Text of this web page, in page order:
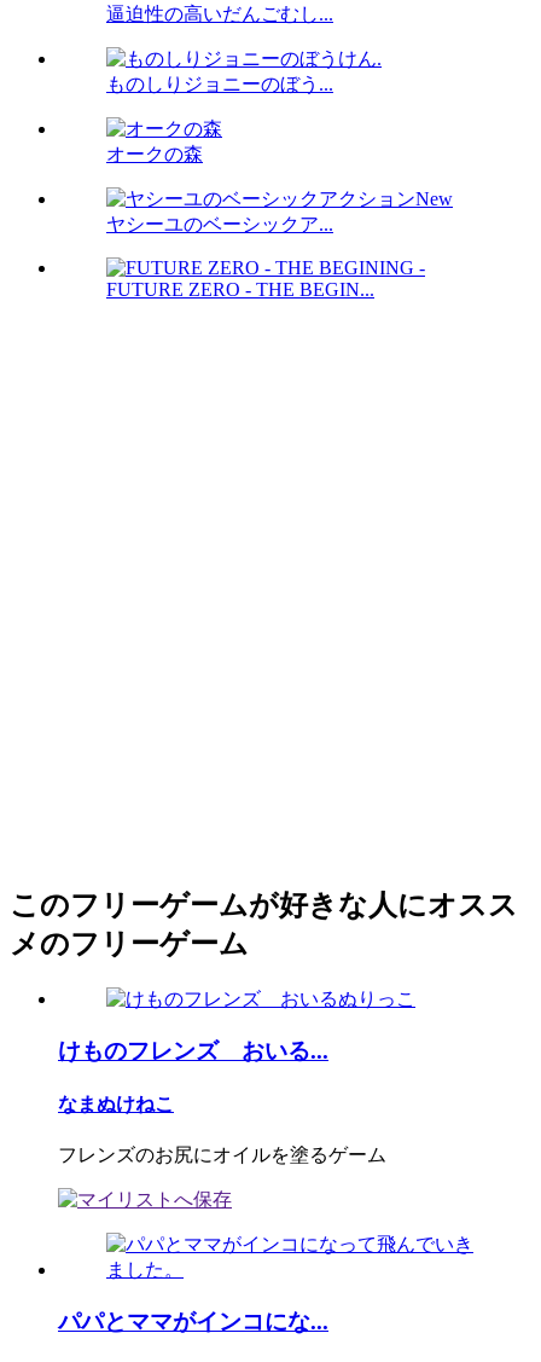
逼迫性の高いだんごむし...
ものしりジョニーのぼう...
オークの森
ヤシーユのベーシックア...
FUTURE ZERO - THE BEGIN...
このフリーゲームが好きな人にオスス
メのフリーゲーム
けものフレンズ おいる...
なまぬけねこ
フレンズのお尻にオイルを塗るゲーム
パパとママがインコにな...